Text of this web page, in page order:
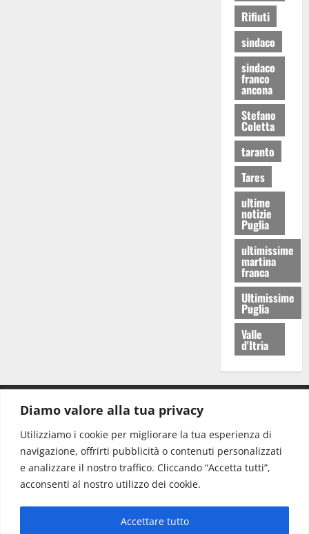
Diamo valore alla tua privacy
Utilizziamo i cookie per migliorare la tua esperienza di
navigazione, offrirti pubblicità o contenuti personalizzati
e analizzare il nostro traffico. Cliccando “Accetta tutti”,
acconsenti al nostro utilizzo dei cookie.
Accettare tutto
Rifiuti
sindaco
sindaco
franco
ancona
Stefano
Coletta
taranto
Tares
ultime
notizie
Puglia
ultimissime
martina
franca
Ultimissime
Puglia
Valle
d'Itria
Redazione: redazione@www.martinasera.it
Direttore:direttore@www.martinasera.it
Info & Commerciale:info@www.martinasera.it